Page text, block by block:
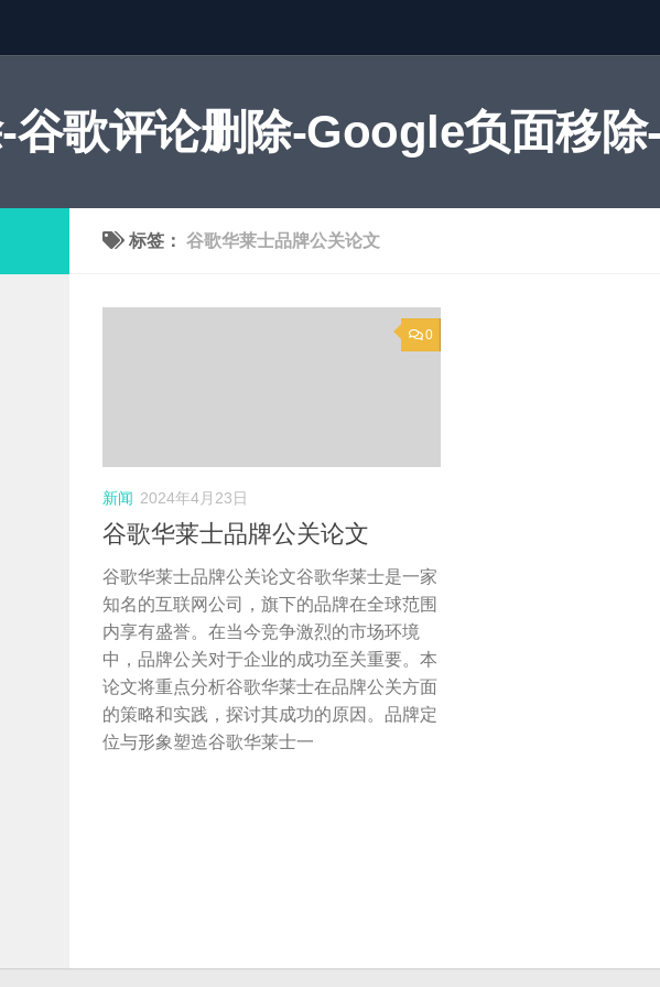
谷歌评论删除-Google负面移
标签： 谷歌华莱士品牌公关论文
0
新闻 2024年4月23日
谷歌华莱士品牌公关论文
谷歌华莱士品牌公关论文谷歌华莱士是一家
知名的互联网公司，旗下的品牌在全球范围
内享有盛誉。在当今竞争激烈的市场环境
中，品牌公关对于企业的成功至关重要。本
论文将重点分析谷歌华莱士在品牌公关方面
的策略和实践，探讨其成功的原因。品牌定
位与形象塑造谷歌华莱士一